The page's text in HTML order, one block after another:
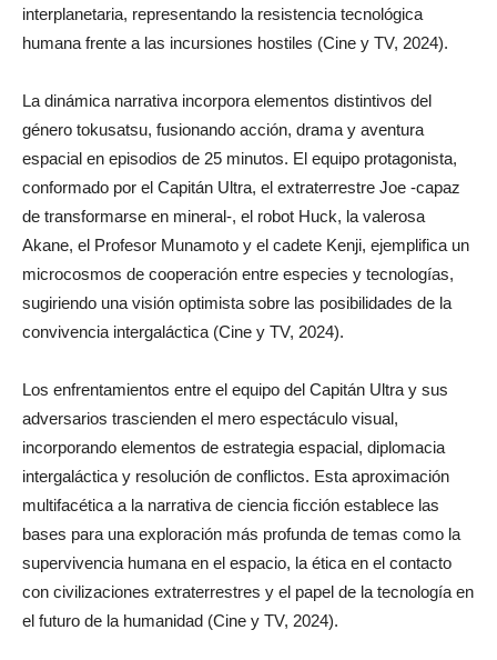
interplanetaria, representando la resistencia tecnológica
humana frente a las incursiones hostiles (Cine y TV, 2024).
La dinámica narrativa incorpora elementos distintivos del
género tokusatsu, fusionando acción, drama y aventura
espacial en episodios de 25 minutos. El equipo protagonista,
conformado por el Capitán Ultra, el extraterrestre Joe -capaz
de transformarse en mineral-, el robot Huck, la valerosa
Akane, el Profesor Munamoto y el cadete Kenji, ejemplifica un
microcosmos de cooperación entre especies y tecnologías,
sugiriendo una visión optimista sobre las posibilidades de la
convivencia intergaláctica (Cine y TV, 2024).
Los enfrentamientos entre el equipo del Capitán Ultra y sus
adversarios trascienden el mero espectáculo visual,
incorporando elementos de estrategia espacial, diplomacia
intergaláctica y resolución de conflictos. Esta aproximación
multifacética a la narrativa de ciencia ficción establece las
bases para una exploración más profunda de temas como la
supervivencia humana en el espacio, la ética en el contacto
con civilizaciones extraterrestres y el papel de la tecnología en
el futuro de la humanidad (Cine y TV, 2024).